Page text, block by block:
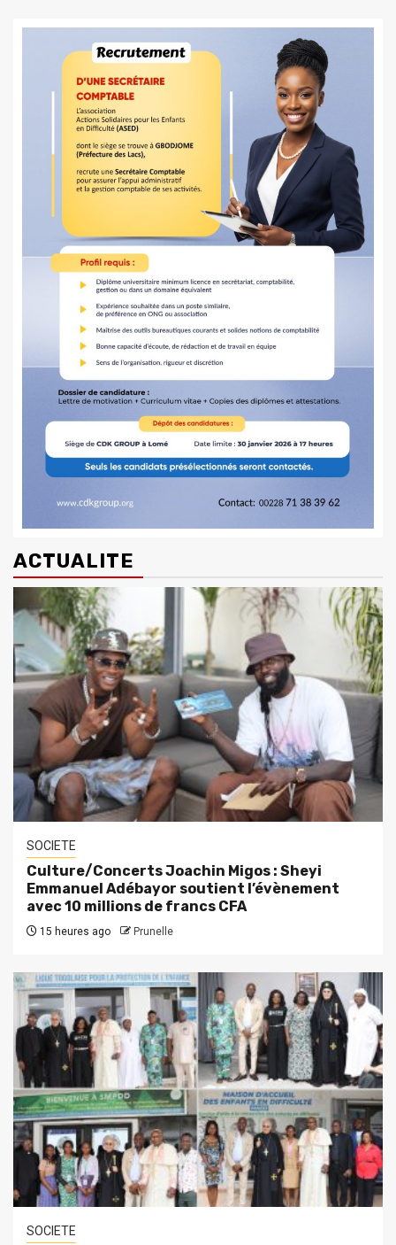
ACTUALITE
SOCIETE
Culture/Concerts Joachin Migos : Sheyi
Emmanuel Adébayor soutient l’évènement
avec 10 millions de francs CFA
15 heures ago Prunelle
SOCIETE